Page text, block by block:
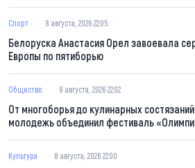
Спорт 8 августа, 2026 22:05
Белоруска Анастасия Орел завоевала
Европы по пятиборью
Общество 8 августа, 2026 22:02
От многоборья до кулинарных
молодежь объединил фестиваль
Культура 8 августа, 2026 22:00